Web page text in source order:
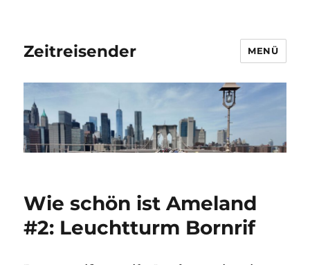
Zeitreisender MENÜ
Wie schön ist Ameland
#2: Leuchtturm Bornrif